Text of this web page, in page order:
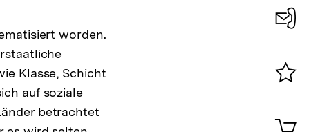
worden.
Klasse, Schicht
auf soziale
betrachtet